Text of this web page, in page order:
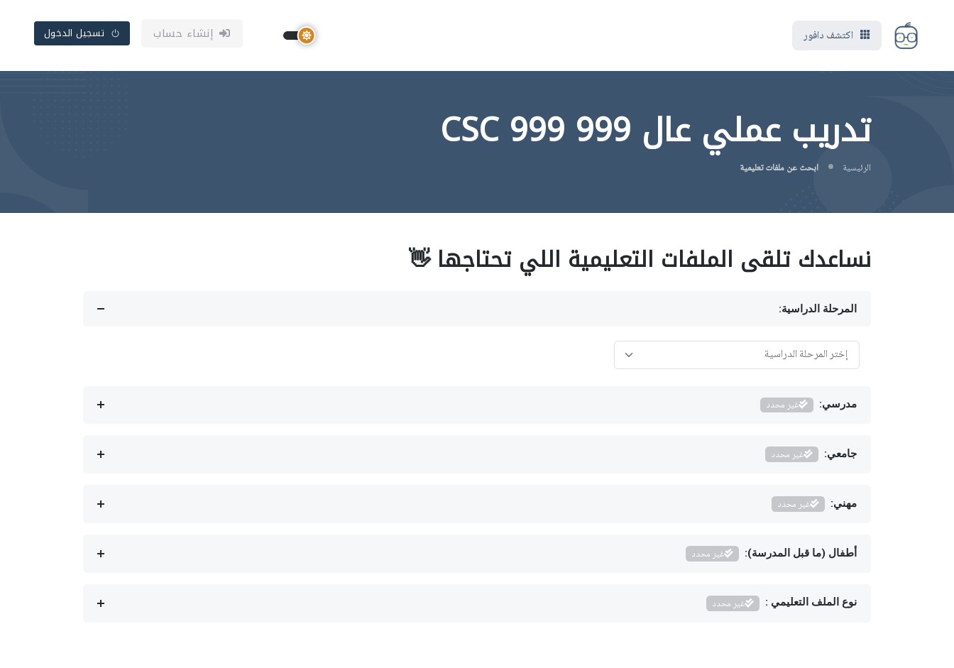
اكتشف دافور إنشاء حساب تسجيل الدخول
تدريب عملي عال 999 CSC 999
الرئيسية ابحث عن ملفات تعليمية
نساعدك تلقى الملفات التعليمية اللي تحتاجها 👋
المرحلة الدراسية:
مدرسي: غير محدد
جامعي: غير محدد
مهني: غير محدد
أطفال (ما قبل المدرسة): غير محدد
نوع الملف التعليمي : غير محدد